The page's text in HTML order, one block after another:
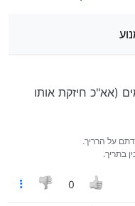
(אא"כ חיזקת אותו
על הרריך.
בתריך.
0